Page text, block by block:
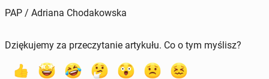
PAP / Adriana Chodakowska
Dziękujemy za przeczytanie artykułu. Co o tym myślisz?